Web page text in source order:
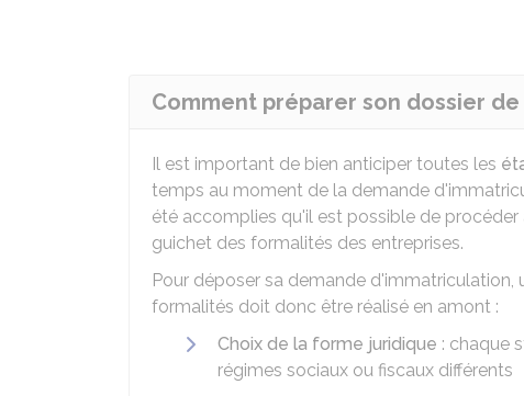
Comment préparer son dossier
Il est important de bien anticiper toutes les
temps au moment de la demande
été accomplies qu'il est possible de
guichet des formalités des entreprises.
Pour déposer sa demande
formalités doit donc être réalisé en amont :
Choix de la forme juridique : chaque
régimes sociaux ou fiscaux différents